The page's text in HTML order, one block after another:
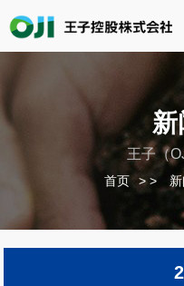
新
王子（
首页 >